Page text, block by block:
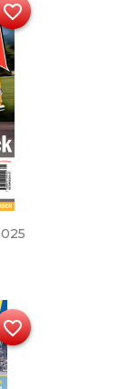
favorite_border
favorite_border